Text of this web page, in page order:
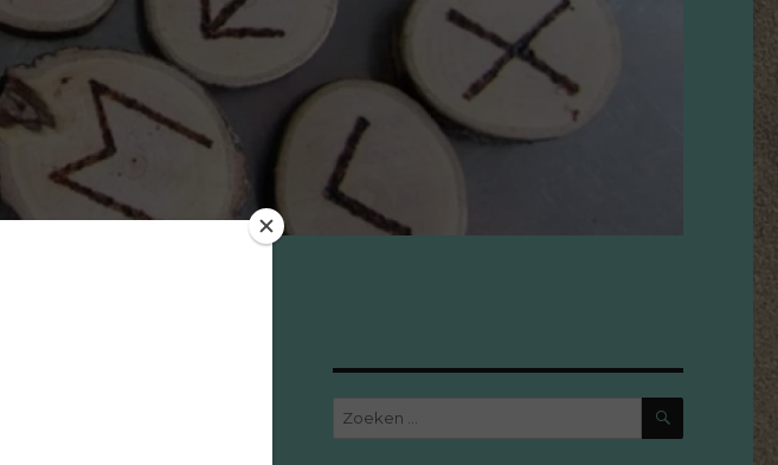
Zoeken
ZOEKEN